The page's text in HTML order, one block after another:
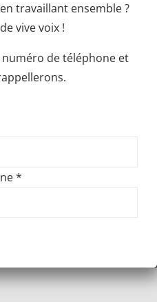
travaillant ensemble ?
vive voix !
de téléphone et
*